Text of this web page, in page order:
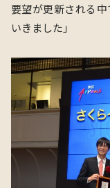
要望が更新される
いきました 」